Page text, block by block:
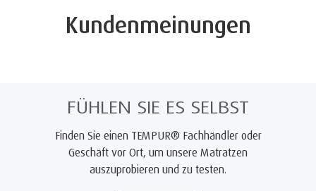
Kundenmeinungen
FÜHLEN SIE ES SELBST
Finden Sie einen TEMPUR® Fachhändler oder
Geschäft vor Ort, um unsere Matratzen
auszuprobieren und zu testen.